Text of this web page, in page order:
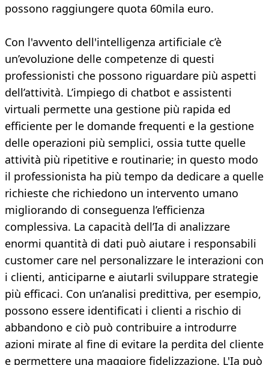
possono raggiungere quota 60mila euro.
Con l'avvento dell'intelligenza artificiale c’è
un’evoluzione delle competenze di questi
professionisti che possono riguardare più aspetti
dell’attività. L’impiego di chatbot e assistenti
virtuali permette una gestione più rapida ed
efficiente per le domande frequenti e la gestione
delle operazioni più semplici, ossia tutte quelle
attività più ripetitive e routinarie; in questo modo
il professionista ha più tempo da dedicare a quelle
richieste che richiedono un intervento umano
migliorando di conseguenza l’efficienza
complessiva. La capacità dell’Ia di analizzare
enormi quantità di dati può aiutare i responsabili
customer care nel personalizzare le interazioni con
i clienti, anticiparne e aiutarli sviluppare strategie
più efficaci. Con un’analisi predittiva, per esempio,
possono essere identificati i clienti a rischio di
abbandono e ciò può contribuire a introdurre
azioni mirate al fine di evitare la perdita del cliente
e permettere una maggiore fidelizzazione. L'Ia può